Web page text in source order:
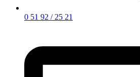
0 51 92 / 25 21